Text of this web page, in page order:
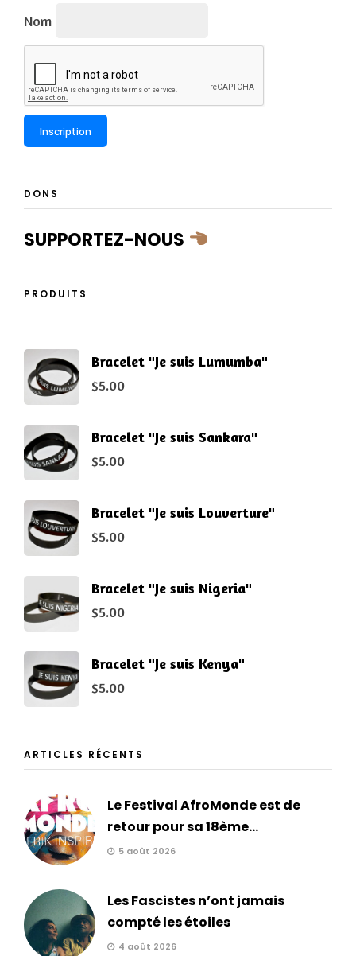
Nom
DONS
SUPPORTEZ-NOUS
PRODUITS
Bracelet "Je suis Lumumba"
$5.00
Bracelet "Je suis Sankara"
$5.00
Bracelet "Je suis Louverture"
$5.00
Bracelet "Je suis Nigeria"
$5.00
Bracelet "Je suis Kenya"
$5.00
ARTICLES RÉCENTS
Le Festival AfroMonde est de
retour pour sa 18ème...
5 août 2026
Les Fascistes n’ont jamais
compté les étoiles
4 août 2026